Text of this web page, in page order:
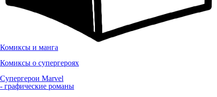
Комиксы и манга
Комиксы о супергероях
Супергерои Marvel
- графические романы